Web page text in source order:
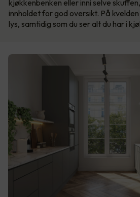
kjøkkenbenken eller inni selve
innholdet for god oversikt. På
lys, samtidig som du ser alt du har i